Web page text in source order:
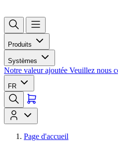
Produits
Systèmes
Notre valeur ajoutée Veuillez nous
FR
Page d'accueil